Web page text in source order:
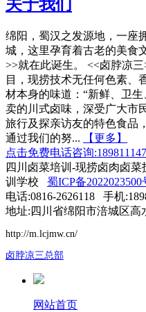
关于我们
绵阳，蜀汉之发源地，一座
城，这里孕育着古老的美食
>>就在此诞生。 <<卤脖凉
目，现捞技术无任何色素、
材本身的味道：“新鲜、卫
卖的川式卤味，深受广大市
旅行及探亲访友的特色食品
通过我们的努...
【更多】
点击免费电话咨询
四川卤菜培训-现捞卤肉卤
训学校 蜀ICP备2022023500
电话:0816-2626118 手机
地址:四川省绵阳市涪城区高
http://m.lcjmw.cn/
卤脖凉三总部
网站首页